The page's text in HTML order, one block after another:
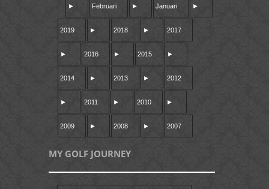
► Februari ► Januari ►
2019 ► 2018 ► 2017
► 2016 ► 2015 ►
2014 ► 2013 ► 2012
► 2011 ► 2010 ►
2009 ► 2008 ► 2007
MY GOLF JOURNEY